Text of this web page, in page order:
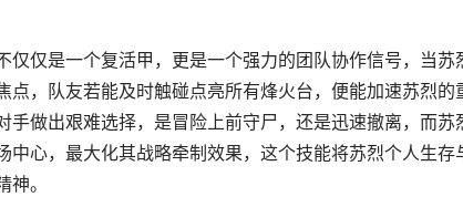
仅是一个复活甲，更是一个强力的团队协作信号，当苏
，队友若能及时触碰点亮所有烽火台，便能加速苏烈的
做出艰难选择，是冒险上前守尸，还是迅速撤离，而苏
心，最大化其战略牵制效果，这个技能将苏烈个人生存
。